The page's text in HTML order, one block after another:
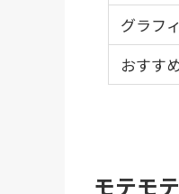
グラフ
おすす
モテモ